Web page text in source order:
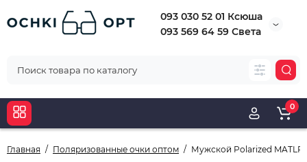
093 030 52 01 Ксюша
093 569 64 59 Света
0
Главная Поляризованные очки оптом Мужской Polarized